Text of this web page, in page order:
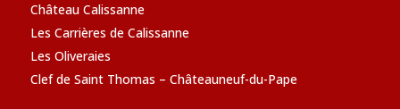
Château Calissanne
Les Carrières de Calissanne
Les Oliveraies
Clef de Saint Thomas – Châteauneuf-du-Pape